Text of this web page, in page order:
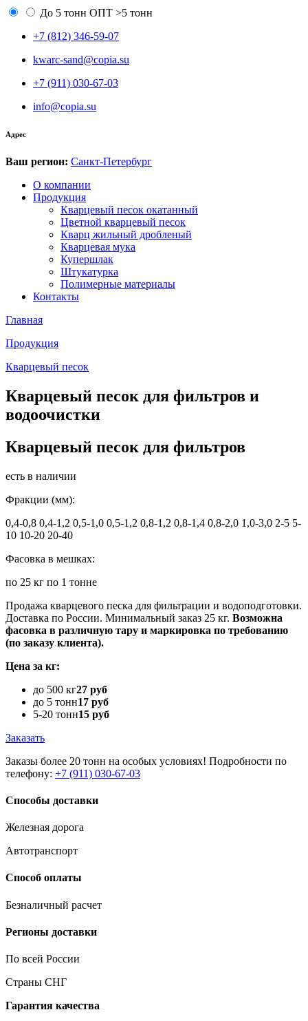
До 5 тонн ОПТ >5 тонн
+7 (812) 346-59-07
kwarc-sand@copia.su
+7 (911) 030-67-03
info@copia.su
Адрес
Ваш регион: Санкт-Петербург
О компании
Продукция
Кварцевый песок окатанный
Цветной кварцевый песок
Кварц жильный дробленый
Кварцевая мука
Купершлак
Штукатурка
Полимерные материалы
Контакты
Главная
Продукция
Кварцевый песок
Кварцевый песок для фильтров и
водоочистки
Кварцевый песок для фильтров
есть в наличии
Фракции (мм):
0,4-0,8 0,4-1,2 0,5-1,0 0,5-1,2 0,8-1,2 0,8-1,4 0,8-2,0 1,0-3,0 2-5 5-
10 10-20 20-40
Фасовка в мешках:
по 25 кг по 1 тонне
Продажа кварцевого песка для фильтрации и водоподготовки.
Доставка по России. Минимальный заказ 25 кг. Возможна
фасовка в различную тару и маркировка по требованию
(по заказу клиента).
Цена за кг:
до 500 кг27 руб
до 5 тонн17 руб
5-20 тонн15 руб
Заказать
Заказы более 20 тонн на особых условиях! Подробности по
телефону: +7 (911) 030-67-03
Способы доставки
Железная дорога
Автотранспорт
Способ оплаты
Безналичный расчет
Регионы доставки
По всей России
Страны СНГ
Гарантия качества